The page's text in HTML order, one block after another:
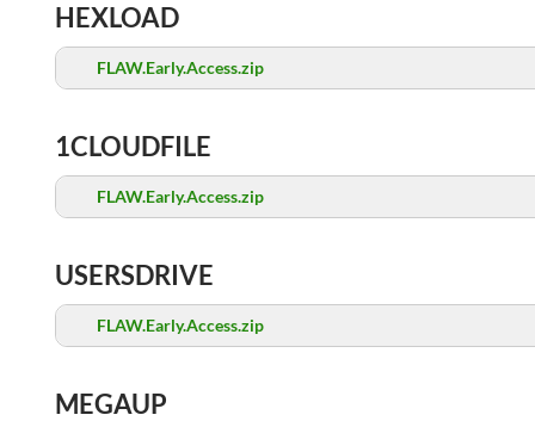
HEXLOAD
FLAW.Early.Access.zip
1CLOUDFILE
FLAW.Early.Access.zip
USERSDRIVE
FLAW.Early.Access.zip
MEGAUP